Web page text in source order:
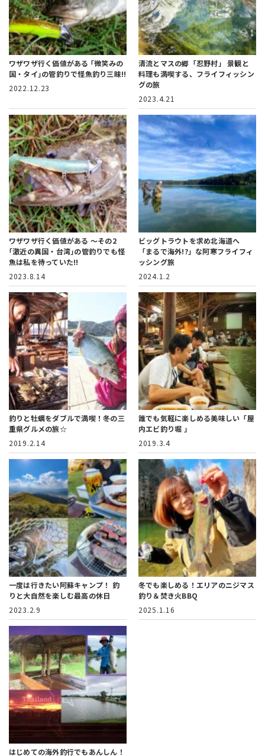
ワザワザ行く価値がある ｢微笑みの
国・タイ｣の管釣りで怪魚釣り三昧!!
2022.12.23
清流とマスの郷「忍野村」景観と
料理も満喫する、フライフィッシン
グの旅
2023.4.21
ワザワザ行く価値がある ～その2
｢激近の異国・台湾｣の管釣りでも怪
魚は私を待っていた!!
2023.8.14
ビッグトラウトを求め北海道へ
「まるで海外!?」な阿寒フライフィ
ッシング旅
2024.1.2
釣りと牡蠣をダブルで満喫！冬の三
重県グルメの旅☆
2019.2.14
誰でも気軽に楽しめる美味しい「屋
内エビ釣り堀 」
2019.3.4
一度は行きたい阿蘇キャンプ！ 釣
りと大自然を楽しむ最高の休日
2023.2.9
冬でも楽しめる！エリアのニジマス
釣り＆焚き火BBQ
2025.1.16
はじめての海外釣行でもあんしん！